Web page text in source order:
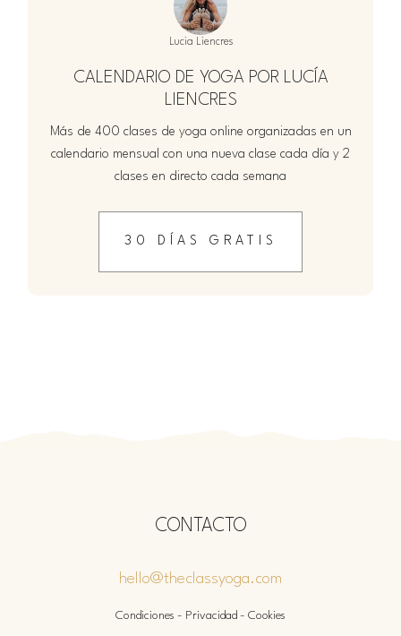
Lucia Liencres
CALENDARIO DE YOGA POR LUCÍA
LIENCRES
Más de 400 clases de yoga online organizadas en un
calendario mensual con una nueva clase cada día y 2
clases en directo cada semana
30 DÍAS GRATIS
CONTACTO
hello@theclassyoga.com
Condiciones - Privacidad - Cookies